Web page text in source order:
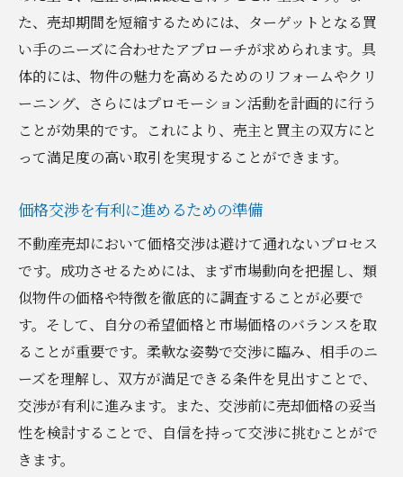
た、売却期間を短縮するためには、ターゲットとなる買
い手のニーズに合わせたアプローチが求められます。具
体的には、物件の魅力を高めるためのリフォームやクリ
ーニング、さらにはプロモーション活動を計画的に行う
ことが効果的です。これにより、売主と買主の双方にと
って満足度の高い取引を実現することができます。
価格交渉を有利に進めるための準備
不動産売却において価格交渉は避けて通れないプロセス
です。成功させるためには、まず市場動向を把握し、類
似物件の価格や特徴を徹底的に調査することが必要で
す。そして、自分の希望価格と市場価格のバランスを取
ることが重要です。柔軟な姿勢で交渉に臨み、相手のニ
ーズを理解し、双方が満足できる条件を見出すことで、
交渉が有利に進みます。また、交渉前に売却価格の妥当
性を検討することで、自信を持って交渉に挑むことがで
きます。